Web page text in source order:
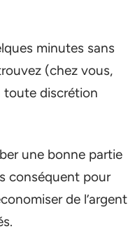
minutes sans
(chez vous,
toute discrétion
une bonne partie
conséquent pour
de l’argent